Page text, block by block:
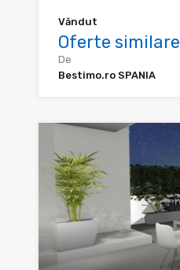
Văndut
Oferte similare
De
Bestimo.ro SPANIA